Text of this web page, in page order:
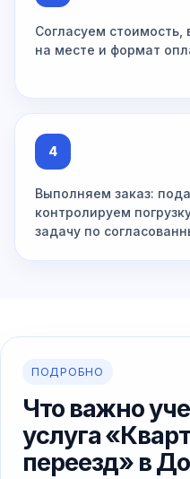
Согласуем
на месте и формат
4
Выполняем заказ:
контролируем
задачу по
ПОДРОБНО
Что важно
услуга
переезд» в